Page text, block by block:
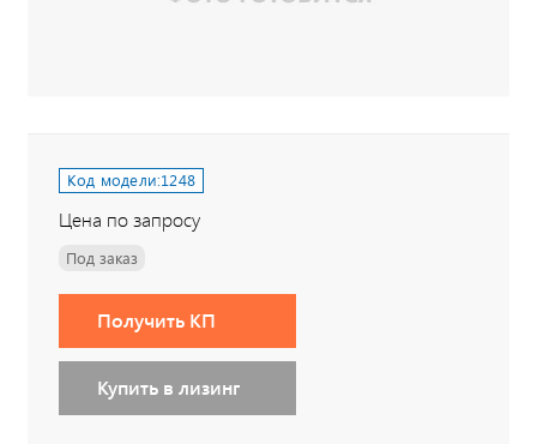
Код модели:1248
Цена по запросу
Под заказ
Получить КП
Купить в лизинг